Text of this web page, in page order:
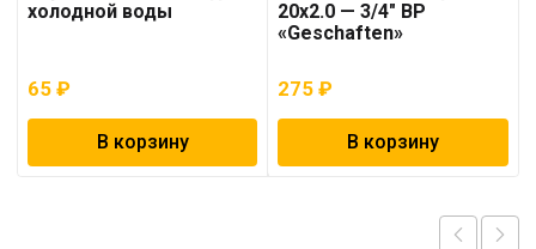
холодной воды
65 ₽
В корзину
20х2.0 — 3/4″ ВР
«Geschaften»
275₽
В корзину